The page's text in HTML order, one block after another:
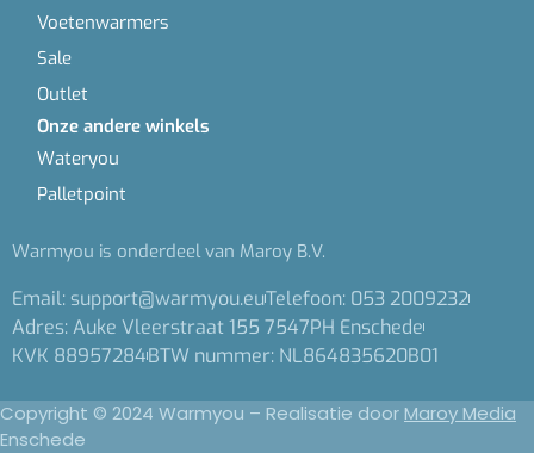
Voetenwarmers
Sale
Outlet
Onze andere winkels
Wateryou
Palletpoint
Warmyou is onderdeel van Maroy B.V.
Email: support@warmyou.euTelefoon: 053 2009232
Adres: Auke Vleerstraat 155 7547PH Enschede
KVK 88957284BTW nummer: NL864835620B01
Copyright © 2024 Warmyou – Realisatie doorMaroy Media
Enschede